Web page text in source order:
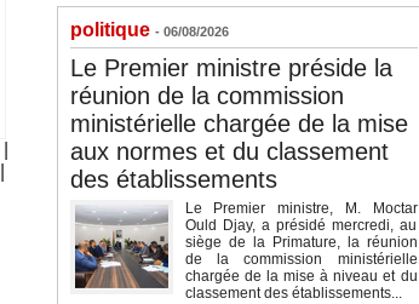
politique - 06/08/2026
Le Premier ministre préside la
réunion de la commission
ministérielle chargée de la mise
aux normes et du classement
des établissements
Le Premier ministre, M. Moctar
Ould Djay, a présidé mercredi, au
siège de la Primature, la réunion
de la commission ministérielle
chargée de la mise à niveau et du
classement des établissements...